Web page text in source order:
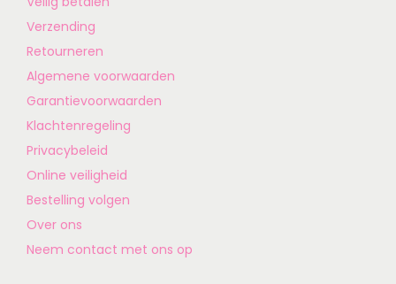
Verzending
Retourneren
Algemene voorwaarden
Garantievoorwaarden
Klachtenregeling
Privacybeleid
Online veiligheid
Bestelling volgen
Over ons
Neem contact met ons op